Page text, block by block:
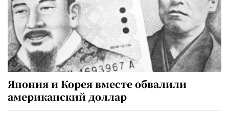
Япония и Корея вместе обвалили
американский доллар